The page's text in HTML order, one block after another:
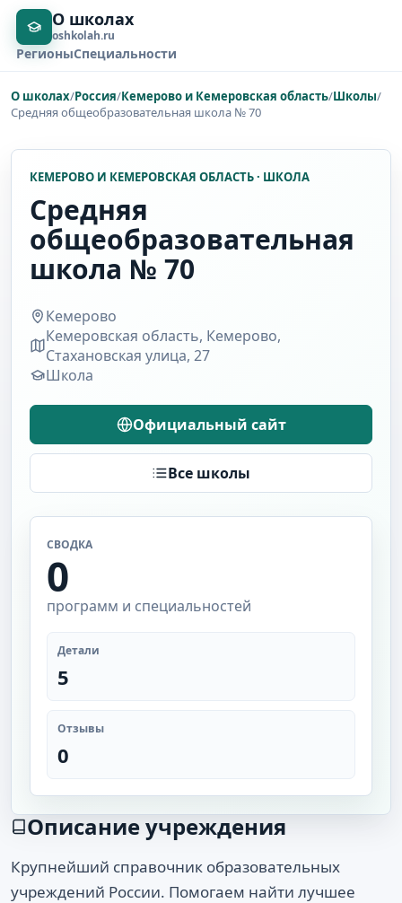
О школах
oshkolah.ru
РегионыСпециальности
О школах/Россия/Кемерово и Кемеровская область/Школы/
Средняя общеобразовательная школа № 70
КЕМЕРОВО И КЕМЕРОВСКАЯ ОБЛАСТЬ · ШКОЛА
Средняя
общеобразовательная
школа № 70
Кемерово
Кемеровская область, Кемерово,
Стахановская улица, 27
Школа
Официальный сайт
Все школы
СВОДКА
0
программ и специальностей
Детали
5
Отзывы
0
Описание учреждения
Крупнейший справочник образовательных
учреждений России. Помогаем найти лучшее